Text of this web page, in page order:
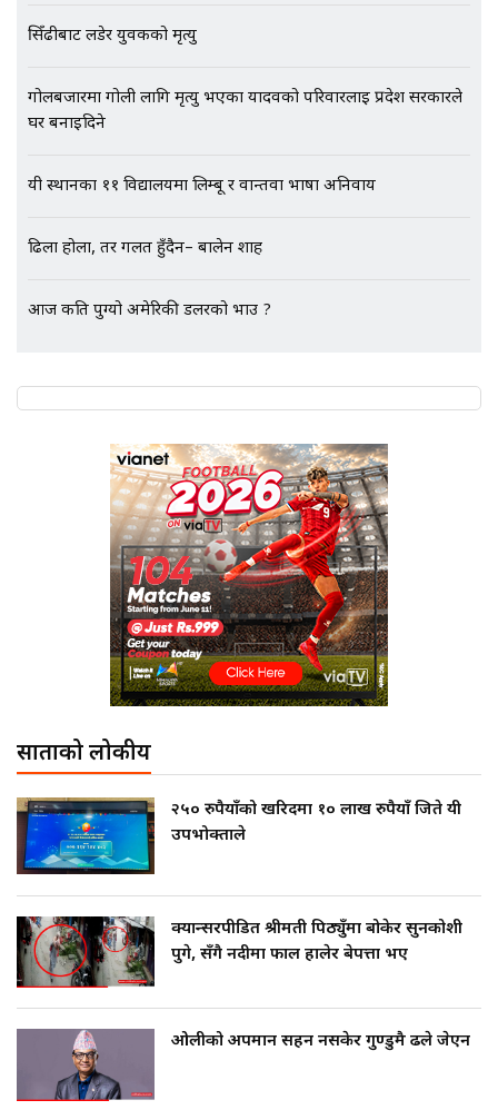
Followup: CCTV Footage Lost |
सिँढीबाट लडेर युवकको मृत्यु
गोलबजारमा गोली लागि मृत्यु भएका यादवको परिवारलाई प्रदेश सरकारले
घर बनाइदिने
यी स्थानका ११ विद्यालयमा लिम्बू र वान्तवा भाषा अनिवार्य
ढिला होला, तर गलत हुँदैन– बालेन शाह
आज कति पुग्यो अमेरिकी डलरको भाउ ?
साताको लोकप्रीय
२५० रुपैयाँको खरिदमा १० लाख रुपैयाँ जिते यी
उपभोक्ताले
क्यान्सरपीडित श्रीमती पिठ्युँमा बोकेर सुनकोशी
पुगे, सँगै नदीमा फाल हालेर बेपत्ता भए
ओलीको अपमान सहन नसकेर गुण्डुमै ढले जेएन